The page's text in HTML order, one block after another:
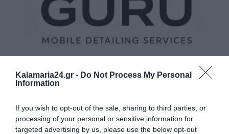
Kalamaria24.gr - Do Not Process My Personal
Information
If you wish to opt-out of the sale, sharing to third parties, or
processing of your personal or sensitive information for
targeted advertising by us, please use the below opt-out